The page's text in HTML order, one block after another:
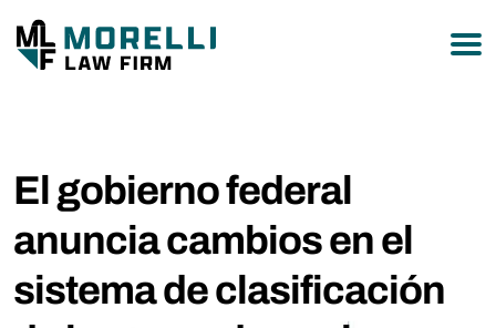
El gobierno federal
anuncia cambios en el
sistema de clasificación